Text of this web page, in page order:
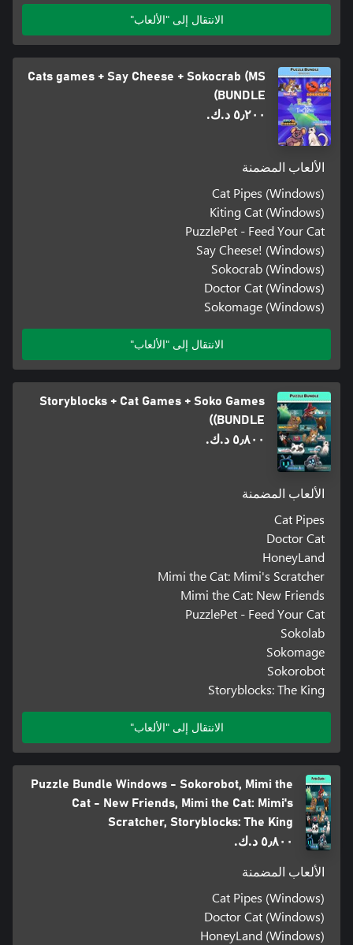
الانتقال إلى "الألعاب"
Cats games + Say Cheese + Sokocrab (MS
BUNDLE)
٥٫٢٠٠ د.ك.‏
الألعاب المضمنة
Cat Pipes (Windows)
Kiting Cat (Windows)
PuzzlePet - Feed Your Cat
Say Cheese! (Windows)
Sokocrab (Windows)
Doctor Cat (Windows)
Sokomage (Windows)
الانتقال إلى "الألعاب"
Storyblocks + Cat Games + Soko Games
(BUNDLE)
٥٫٨٠٠ د.ك.‏
الألعاب المضمنة
Cat Pipes
Doctor Cat
HoneyLand
Mimi the Cat: Mimi's Scratcher
Mimi the Cat: New Friends
PuzzlePet - Feed Your Cat
Sokolab
Sokomage
Sokorobot
Storyblocks: The King
الانتقال إلى "الألعاب"
Puzzle Bundle Windows - Sokorobot, Mimi the
Cat - New Friends, Mimi the Cat: Mimi's
Scratcher, Storyblocks: The King
٥٫٨٠٠ د.ك.‏
الألعاب المضمنة
Cat Pipes (Windows)
Doctor Cat (Windows)
HoneyLand (Windows)